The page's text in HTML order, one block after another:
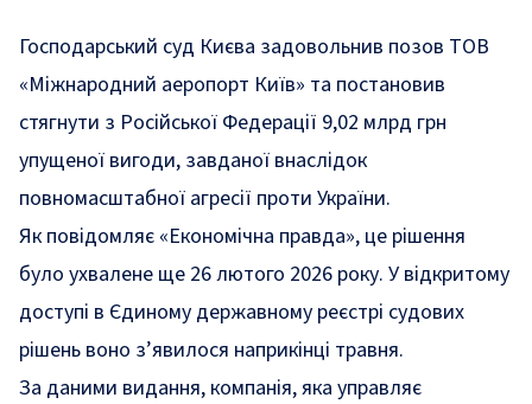
Господарський суд Києва задовольнив позов ТОВ
«Міжнародний аеропорт Київ» та постановив
стягнути з Російської Федерації 9,02 млрд грн
упущеної вигоди, завданої внаслідок
повномасштабної агресії проти України.
Як повідомляє «Економічна правда», це рішення
було ухвалене ще 26 лютого 2026 року. У відкритому
доступі в Єдиному державному реєстрі судових
рішень воно з’явилося наприкінці травня.
За даними видання, компанія, яка управляє